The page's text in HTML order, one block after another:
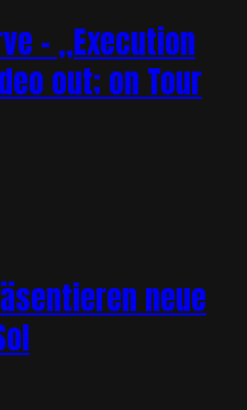
– „Execution
out; on Tour
neue